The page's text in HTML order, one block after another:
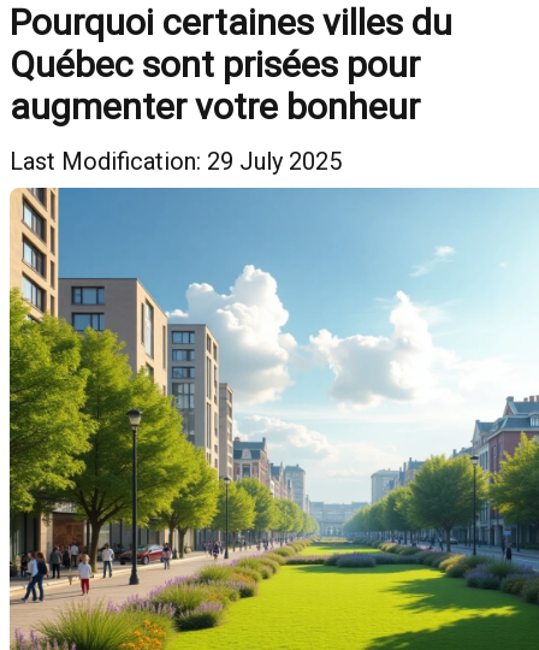
Pourquoi certaines villes du
Québec sont prisées pour
augmenter votre bonheur
Last Modification: 29 July 2025